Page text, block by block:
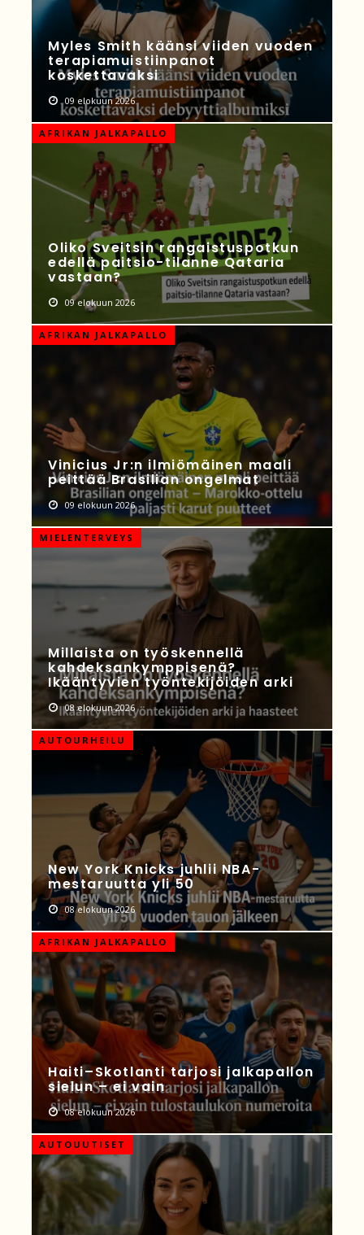
Myles Smith käänsi viiden vuoden
terapiamuistiinpanot
koskettavaksi
09 elokuun 2026
AFRIKAN JALKAPALLO
Oliko Sveitsin rangaistuspotkun
edellä paitsio-tilanne Qataria
vastaan?
09 elokuun 2026
AFRIKAN JALKAPALLO
Vinicius Jr:n ilmiömäinen maali
peittää Brasilian ongelmat
09 elokuun 2026
MIELENTERVEYS
Millaista on työskennellä
kahdeksankymppisenä?
Ikääntyvien työntekijöiden arki
08 elokuun 2026
AUTOURHEILU
New York Knicks juhlii NBA-
mestaruutta yli 50
08 elokuun 2026
AFRIKAN JALKAPALLO
Haiti–Skotlanti tarjosi jalkapallon
sielun – ei vain
08 elokuun 2026
AUTOUUTISET